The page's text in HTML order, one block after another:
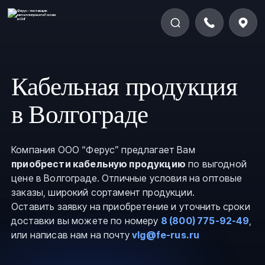
Кабельная продукция
в Волгограде
Компания ООО “Ферус” предлагает Вам
приобрести кабельную продукцию по выгодной
цене в Волгограде. Отличные условия на оптовые
заказы, широкий сортамент продукции.
Оставить заявку на приобретение и уточнить сроки
доставки вы можете по номеру 8 (800) 775-92-49,
или написав нам на почтуvlg@fe-rus.ru